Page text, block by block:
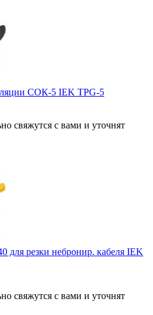
СОК-5 IEK TPG-5
свяжутся с вами и уточнят
резки небронир. кабеля IEK
свяжутся с вами и уточнят